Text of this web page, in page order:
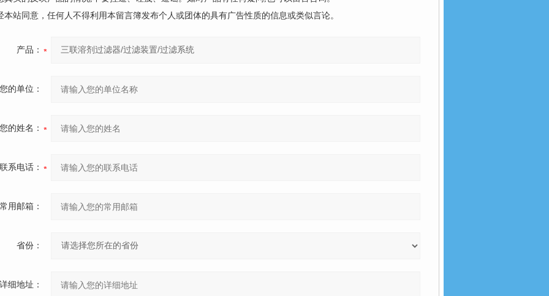
本站同意，任何人不得利用本留言簿发布个人或团体的具有广告性质的信息或类似言论。
产品：
的单位：
的姓名：
系电话：
用邮箱：
省份：
细地址：